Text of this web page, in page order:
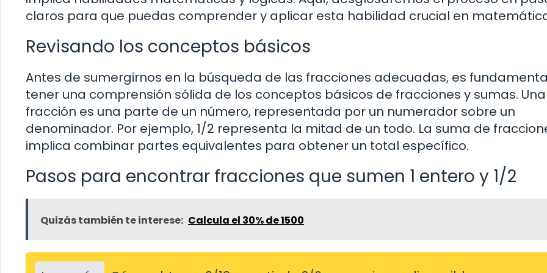
claros para que puedas comprender y aplicar esta habilidad crucial en
Revisando los conceptos básicos
Antes de sumergirnos en la búsqueda de las fracciones adecuadas, es
tener una comprensión sólida de los conceptos básicos de fracciones y sumas. Una
fracción es una parte de un número, representada por un numerador sobre un
denominador. Por ejemplo, 1/2 representa la mitad de un todo. La suma de
implica combinar partes equivalentes para obtener un total específico.
Pasos para encontrar fracciones que sumen 1 entero y 1/2
Quizás también te interese: Calcula el 30% de 1500